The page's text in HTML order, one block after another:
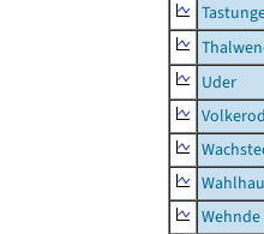
Uder
Wehnde